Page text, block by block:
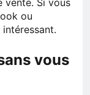
ou
vous